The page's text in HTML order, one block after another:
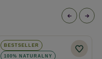
BESTSELLER
100% NATURALNY